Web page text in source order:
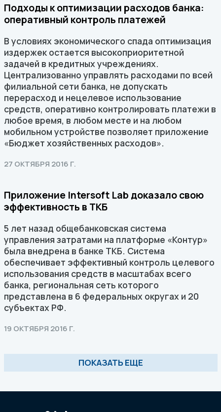
Подходы к оптимизации расходов банка:
оперативный контроль платежей
В условиях экономического спада оптимизация
издержек остается высокоприоритетной
задачей в кредитных учреждениях.
Централизованно управлять расходами по всей
филиальной сети банка, не допускать
перерасход и нецелевое использование
средств, оперативно контролировать платежи в
любое время, в любом месте и на любом
мобильном устройстве позволяет приложение
«Бюджет хозяйственных расходов».
27 ОКТЯБРЯ 2016 Г.
Приложение Intersoft Lab доказало свою
эффективность в ТКБ
5 лет назад общебанковская система
управления затратами на платформе «Контур»
была внедрена в банке ТКБ. Система
обеспечивает эффективный контроль целевого
использования средств в масштабах всего
банка, региональная сеть которого
представлена в 6 федеральных округах и 20
субъектах РФ.
19 ОКТЯБРЯ 2016 Г.
ПОКАЗАТЬ ЕЩЕ